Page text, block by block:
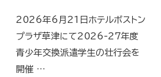
2026年6月21日ホテルボストン
プラザ草津にて2026-27年度
青少年交換派遣学生の壮行会を
開催 …